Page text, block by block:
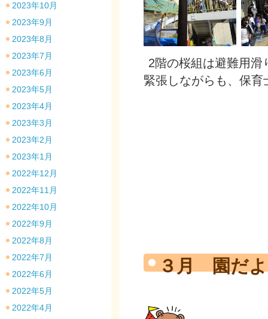
2階の桜組は避難用滑
緊張しながらも、保
３月 園だ
2023年10月
2023年9月
2023年8月
2023年7月
2023年6月
2023年5月
2023年4月
2023年3月
2023年2月
2023年1月
2022年12月
2022年11月
2022年10月
2022年9月
2022年8月
2022年7月
2022年6月
2022年5月
2022年4月